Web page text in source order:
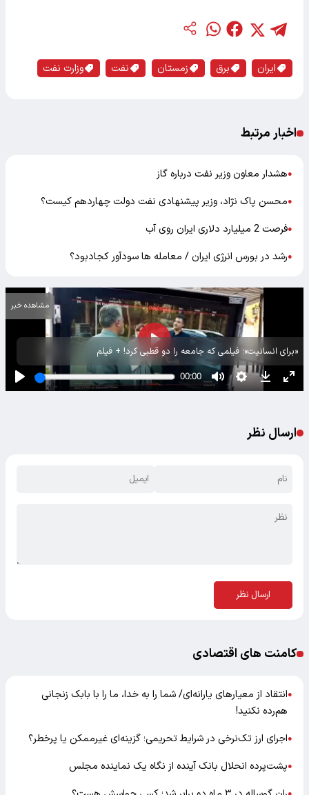
ایران برق زمستان نفت وزارت نفت
اخبار مرتبط
●هشدار معاون وزیر نفت درباره گاز
●محسن پاک نژاد، وزیر پیشنهادی نفت دولت چهاردهم کیست؟
●فرصت 2 میلیارد دلاری ایران روی آب
●رشد در بورس انرژی ایران / معامله ها سودآور کجادبود؟
«برای انسانیت»؛ فیلمی که جامعه را دو قطبی کرد! + فیلم
مشاهده خبر
ارسال نظر
ارسال نظر
کامنت های اقتصادی
●انتقاد از معیارهای یارانه‌ای/ شما را به خدا، ما را با بابک زنجانی
هم‌رده نکنید!
●اجرای ارز تک‌نرخی در شرایط تحریمی؛ گزینه‌ای غیرممکن یا پرخطر؟
●پشت‌پرده انحلال بانک آینده از نگاه یک نماینده مجلس